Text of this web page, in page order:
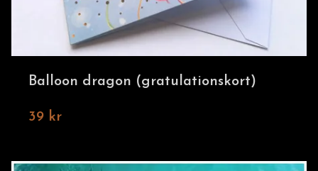
Balloon dragon (gratulationskort)
39 kr